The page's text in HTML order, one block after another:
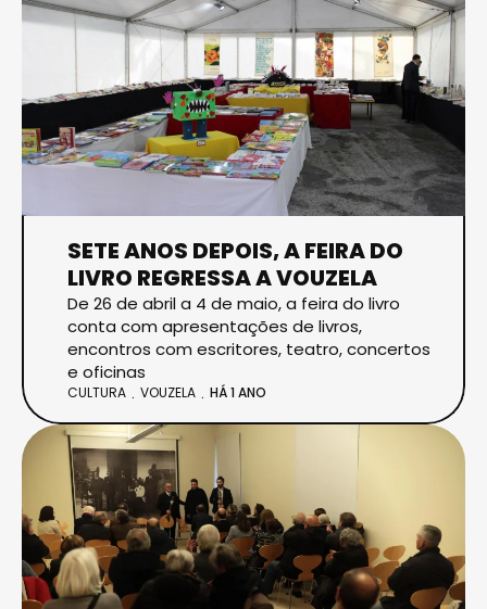
SETE ANOS DEPOIS, A FEIRA DO
LIVRO REGRESSA A VOUZELA
De 26 de abril a 4 de maio, a feira do livro
conta com apresentações de livros,
encontros com escritores, teatro, concertos
e oficinas
CULTURA VOUZELA HÁ 1 ANO